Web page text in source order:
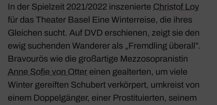
In der Spiel­zeit 2021/2022 insze­nierte Christof Loy
für das Theater Basel Eine Winter­reise, die ihres
Glei­chen sucht. Auf DVD erschienen, zeigt sie den
ewig suchenden Wanderer als „Fremd­ling überall”.
Bravourös wie die groß­ar­tige Mezzo­so­pra­nistin
Anne Sofie von Otter einen geal­terten, um viele
Winter gereiften Schu­bert verkör­pert, umkreist von
einem Doppel­gänger, einer Prosti­tu­ierten, seinem